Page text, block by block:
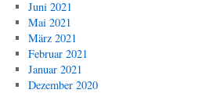
Juni 2021
Mai 2021
März 2021
Februar 2021
Januar 2021
Dezember 2020